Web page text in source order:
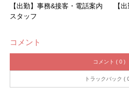
【出勤】事務&接客・電話案内
スタッフ
【
コメント
コメント ( 0 )
トラックバック (